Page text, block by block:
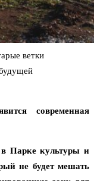
ветки
современная
Парке культуры и
не будет мешать